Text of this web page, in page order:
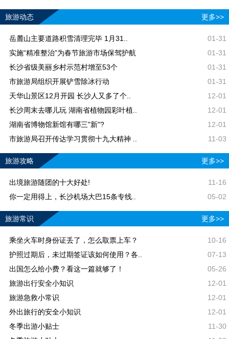
旅游动态 更多>>
岳麓山主要道路积雪清理完毕 1月31..
01-31
实施“精准整治”为春节旅游市场保驾护航
01-31
长沙省级美丽乡村示范村增至53个
01-31
市旅游局组织开展铲雪除冰行动
01-31
天华山景区12月开园 长沙人又多了个..
12-01
长沙周末去哪儿玩 湖南省植物园彩叶植..
12-01
湖南省博物馆新馆有哪三"新"?
12-01
市旅游局召开传达学习贯彻十九大精神 ..
11-03
旅游攻略 更多>>
出境旅游随团的十大好处!
11-16
你一定用得上，长沙机场大巴15条专线..
05-02
旅游常识 更多>>
乘坐火车时身份证丢了，怎么取票上车？
10-16
护照过期后，未过期签证该如何使用？各..
07-13
出国怎么给小费？看这一篇就够了！
05-26
旅游出行安全小知识
12-01
旅游急救小常识
12-01
外出旅行的安全小知识
12-01
冬季出游小贴士
11-30